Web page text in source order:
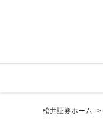
松井証券ホーム >